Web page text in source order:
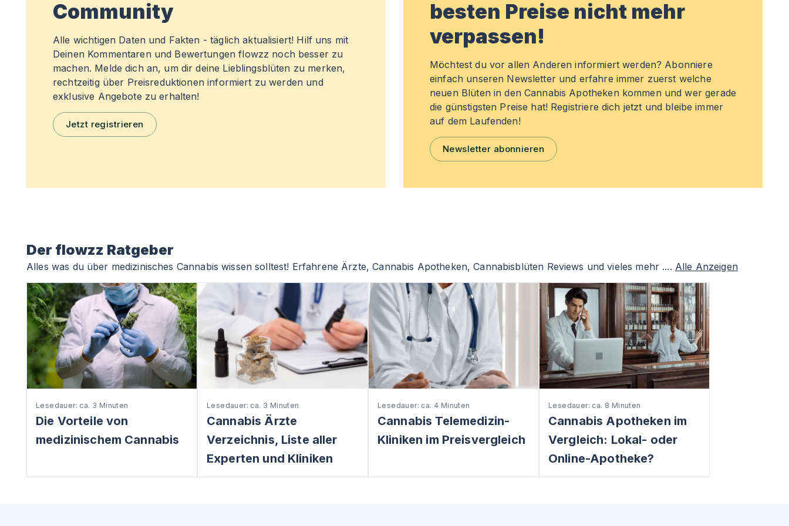
Community
Alle wichtigen Daten und Fakten - täglich aktualisiert! Hilf uns mit
Deinen Kommentaren und Bewertungen flowzz noch besser zu
machen. Melde dich an, um dir deine Lieblingsblüten zu merken,
rechtzeitig über Preisreduktionen informiert zu werden und
exklusive Angebote zu erhalten!
Jetzt registrieren
besten Preise nicht mehr
verpassen!
Möchtest du vor allen Anderen informiert werden? Abonniere
einfach unseren Newsletter und erfahre immer zuerst welche
neuen Blüten in den Cannabis Apotheken kommen und wer gerade
die günstigsten Preise hat! Registriere dich jetzt und bleibe immer
auf dem Laufenden!
Newsletter abonnieren
Der flowzz Ratgeber
Alles was du über medizinisches Cannabis wissen solltest! Erfahrene Ärzte, Cannabis Apotheken, Cannabisblüten Reviews und vieles mehr .... Alle Anzeigen
Lesedauer: ca. 3 Minuten
Die Vorteile von
medizinischem Cannabis
Lesedauer: ca. 3 Minuten
Cannabis Ärzte
Verzeichnis, Liste aller
Experten und Kliniken
Lesedauer: ca. 4 Minuten
Cannabis Telemedizin-
Kliniken im Preisvergleich
Lesedauer: ca. 8 Minuten
Cannabis Apotheken im
Vergleich: Lokal- oder
Online-Apotheke?